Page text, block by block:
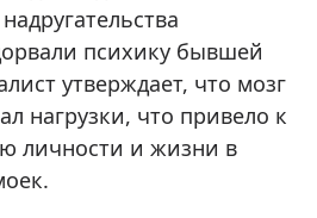
психику бывшей
утверждает, что мозг
нагрузки, что привело к
личности и жизни в